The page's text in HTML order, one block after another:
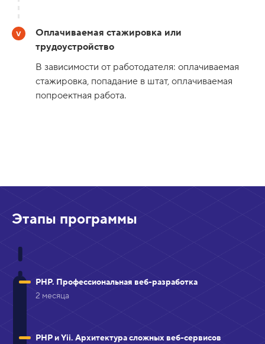
Оплачиваемая стажировка или
трудоустройство
В зависимости от работодателя: оплачиваемая
стажировка, попадание в штат, оплачиваемая
попроектная работа.
Этапы программы
PHP. Профессиональная веб-разработка
2 месяца
PHP и Yii. Архитектура сложных веб-сервисов